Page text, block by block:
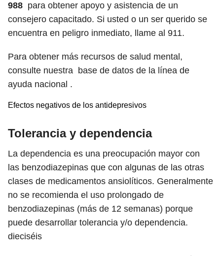
988 para obtener apoyo y asistencia de un
consejero capacitado. Si usted o un ser querido se
encuentra en peligro inmediato, llame al 911.
Para obtener más recursos de salud mental,
consulte nuestra base de datos de la línea de
ayuda nacional .
Efectos negativos de los antidepresivos
Tolerancia y dependencia
La dependencia es una preocupación mayor con
las benzodiazepinas que con algunas de las otras
clases de medicamentos ansiolíticos. Generalmente
no se recomienda el uso prolongado de
benzodiazepinas (más de 12 semanas) porque
puede desarrollar tolerancia y/o dependencia.
dieciséis